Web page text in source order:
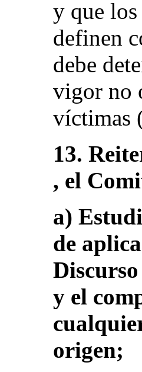
y que
definen
debe
vigor no
víctimas
13.
, el
a)
de
y el
origen;